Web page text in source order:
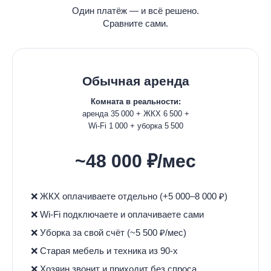
Один платёж — и всё решено.
Сравните сами.
Обычная аренда
Комната в реальности:
аренда 35 000 + ЖКХ 6 500 +
Wi-Fi 1 000 + уборка 5 500
~48 000 ₽/мес
❌ ЖКХ оплачиваете отдельно (+5 000–8 000 ₽)
❌ Wi-Fi подключаете и оплачиваете сами
❌ Уборка за свой счёт (~5 500 ₽/мес)
❌ Старая мебель и техника из 90-х
❌ Хозяин звонит и приходит без спроса